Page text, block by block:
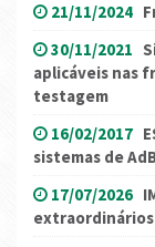
21/11/2024
30/11/2021
aplicáveis nas
testagem
16/02/2017
sistemas de
17/07/2026